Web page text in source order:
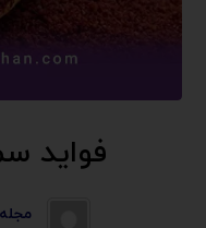
فواید